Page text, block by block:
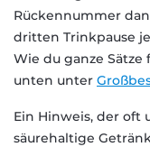
Rückennummer
dritten Trinkpause
Wie du ganze
unten unter
Ein Hinweis, der oft
säurehaltige